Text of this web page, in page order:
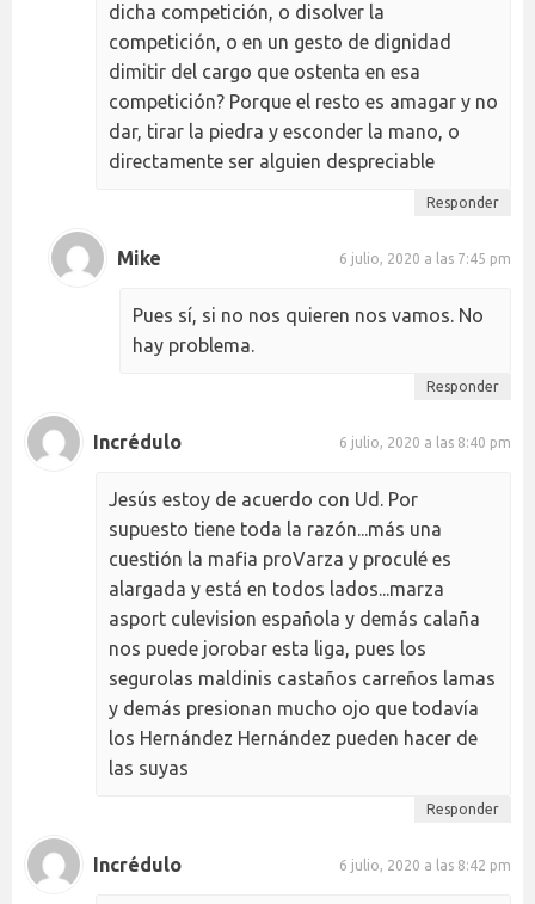
dicha competición, o disolver la
competición, o en un gesto de dignidad
dimitir del cargo que ostenta en esa
competición? Porque el resto es amagar y no
dar, tirar la piedra y esconder la mano, o
directamente ser alguien despreciable
Responder
Mike 6 julio, 2020 a las 7:45 pm
Pues sí, si no nos quieren nos vamos. No
hay problema.
Responder
Incrédulo 6 julio, 2020 a las 8:40 pm
Jesús estoy de acuerdo con Ud. Por
supuesto tiene toda la razón...más una
cuestión la mafia proVarza y proculé es
alargada y está en todos lados...marza
asport culevision española y demás calaña
nos puede jorobar esta liga, pues los
segurolas maldinis castaños carreños lamas
y demás presionan mucho ojo que todavía
los Hernández Hernández pueden hacer de
las suyas
Responder
Incrédulo 6 julio, 2020 a las 8:42 pm